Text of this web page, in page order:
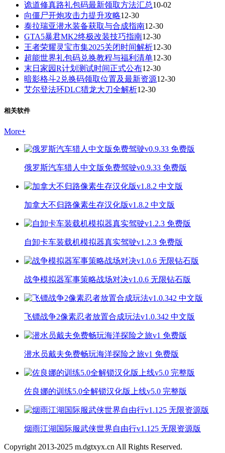
诡道修真路礼包码最新领取方法汇总10-02
向僵尸开炮攻击力提升攻略12-30
泰拉瑞亚潜水装备获取与合成指南12-30
GTA5暴君MK2终极改装技巧指南12-30
王者荣耀灵宝市集2025关闭时间解析12-30
超能世界礼包码兑换教程与福利清单12-30
末日家园R计划测试时间正式公布12-30
暗影格斗2兑换码领取位置及最新资源12-30
艾尔登法环DLC猎龙大刀全解析12-30
相关软件
More+
俄罗斯汽车猎人中文版免费驾驶v0.9.33 免费版
加拿大不归路像素生存汉化版v1.8.2 中文版
自卸卡车装载机模拟器真实驾驶v1.2.3 免费版
战争模拟器军事策略战场对决v1.0.6 无限钻石版
飞镖战争2像素忍者放置合成玩法v1.0.342 中文版
潜水员戴夫免费畅玩海洋探险之旅v1 免费版
佐良娜的训练5.0全解锁汉化版上线v5.0 完整版
烟雨江湖国际服武侠世界自由行v1.125 无限资源版
Copyright 2013-2025 m.dgtxyx.cn All Rights Reserved.